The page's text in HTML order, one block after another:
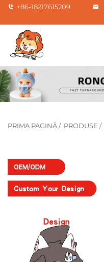
+86-18217615209
PRIMA PAGINĂ/ PRODUSE /